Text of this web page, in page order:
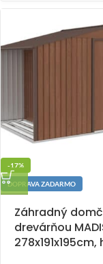
-17%
DOPRAVA ZADARMO
Záhradný
drevárňou